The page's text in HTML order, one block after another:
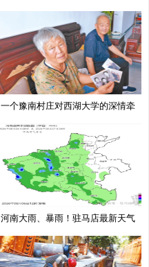
02
一个豫南村庄对西湖大学的深情牵
河南大雨、暴雨！驻马店最新天气
预